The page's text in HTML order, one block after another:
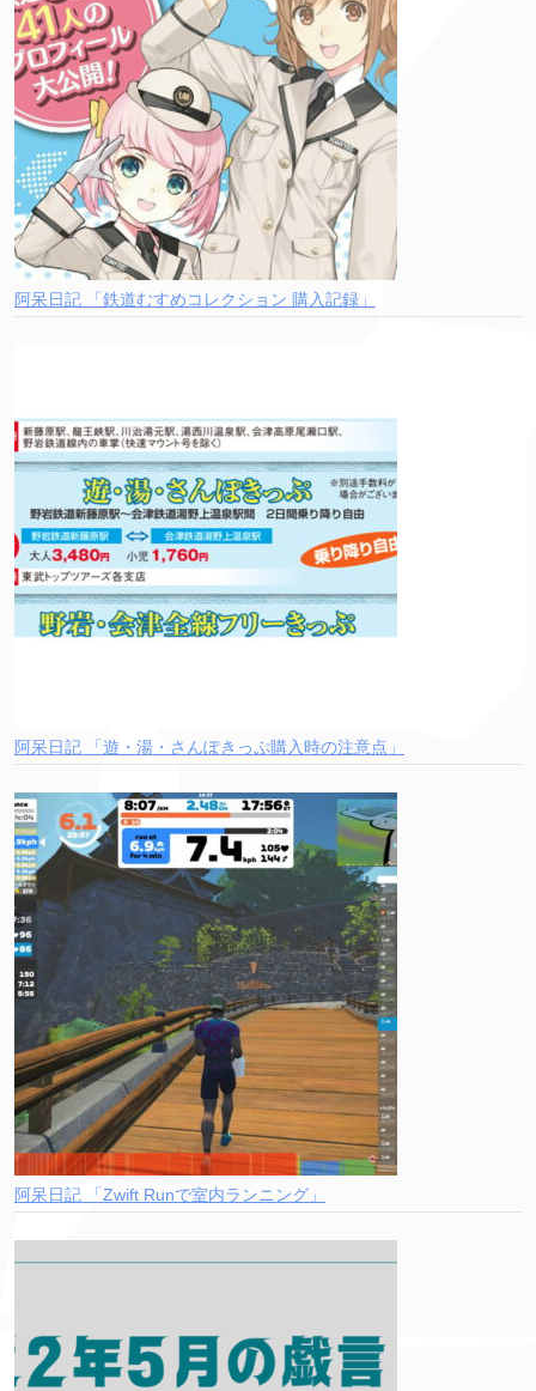
阿呆日記 「鉄道むすめコレクション 購入記録」
阿呆日記 「遊・湯・さんぽきっぷ購入時の注意点」
阿呆日記 「Zwift Runで室内ランニング」